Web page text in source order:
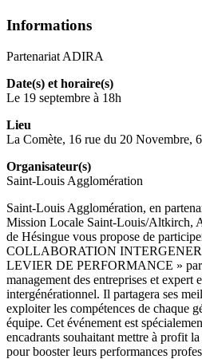
Informations
Partenariat ADIRA
Date(s) et horaire(s)
Le 19 septembre à 18h
Lieu
La Comète, 16 rue du 20 Novembre,
Organisateur(s)
Saint-Louis Agglomération
Saint-Louis Agglomération, en
Mission Locale Saint-Louis/Altkirch,
de Hésingue vous propose de
COLLABORATION
LEVIER DE PERFORMANCE » par
management des entreprises et expert
intergénérationnel. Il partagera ses
exploiter les compétences de chaque
équipe. Cet événement est
encadrants souhaitant mettre à profit
pour booster leurs performances